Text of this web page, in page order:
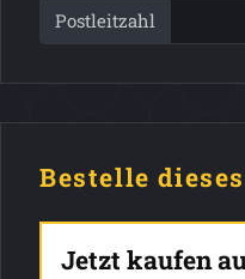
Postleitzahl
Bestelle
Jetzt kaufen